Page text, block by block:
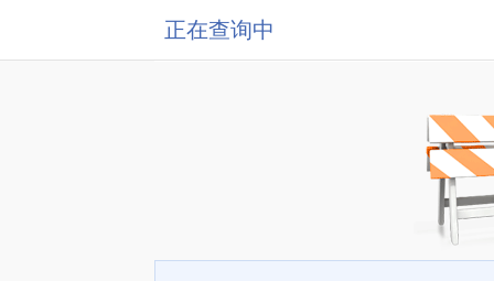
正在查询中